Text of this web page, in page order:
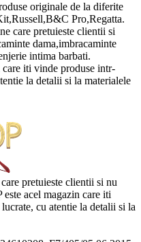
originale de la diferite
Pro,Regatta.
care pretuieste clientii si
dama,imbracaminte
intima barbati.
iti vinde produse intr-
la detalii si la materialele
pretuieste clientii si nu
acel magazin care iti
cu atentie la detalii si la